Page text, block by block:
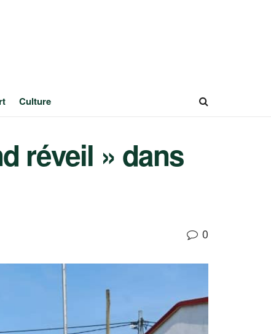
Culture
réveil » dans
0